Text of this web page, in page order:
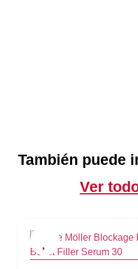
También puede
Ver